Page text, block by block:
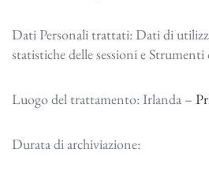
Dati Personali trattati: Dati di
statistiche delle sessioni e
Luogo del trattamento: Irlanda –
Durata di archiviazione: